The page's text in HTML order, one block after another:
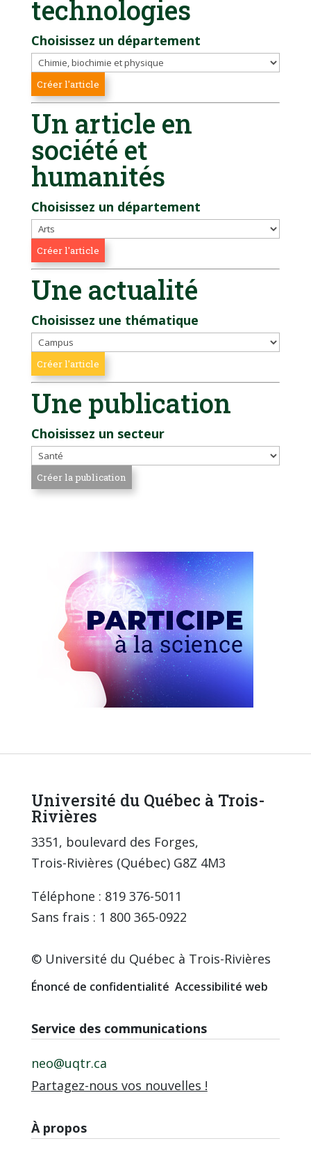
technologies
Choisissez un département
Un article en
société et
humanités
Choisissez un département
Une actualité
Choisissez une thématique
Une publication
Choisissez un secteur
Université du Québec à Trois-
Rivières
3351, boulevard des Forges,
Trois-Rivières (Québec) G8Z 4M3
Téléphone : 819 376-5011
Sans frais : 1 800 365-0922
© Université du Québec à Trois-Rivières
Énoncé de confidentialité Accessibilité web
Service des communications
neo@uqtr.ca
Partagez-nous vos nouvelles !
À propos